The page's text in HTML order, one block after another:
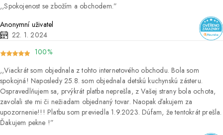
Spokojenost se zbožím a obchodem.
Anonymní uživatel
22. 1. 2024
100%
Viackrát som objednala z tohto internetového obchodu. Bola som
spokojná! Naposledy 25.8. som objednala detskú kuchynskú zásteru.
Ospravedlňujem sa, prvýkrát platba neprešla, z Vašej strany bola ochota,
zavolali ste mi či nežiadam objednaný tovar. Naopak ďakujem za
upozornenie!!! Platbu som previedla 1.9.2023. Dúfam, že tentokrát prešla.
Ďakujem pekne !